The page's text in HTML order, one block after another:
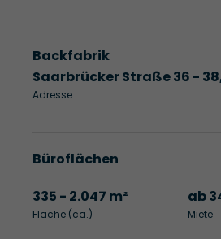
Backfabrik
Saarbrücker Straße 36 -
Adresse
Büroflächen
335 - 2.047 m²
Fläche (ca.)
ab
Miete